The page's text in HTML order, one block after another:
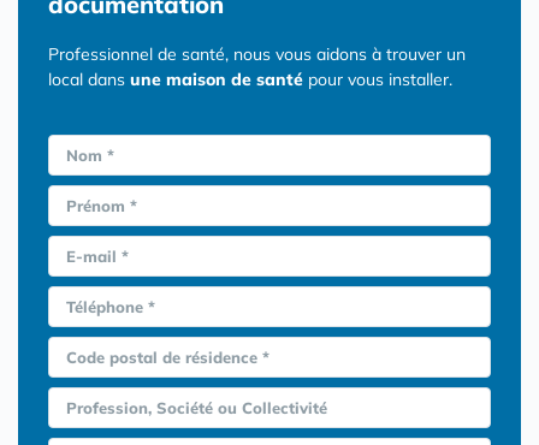
Professionnel de santé, nous vous aidons à trouver un
local dans une maison de santé pour vous installer.
Nom *
Prénom *
E-mail *
Téléphone *
Code postal de résidence *
Profession, Société ou Collectivité